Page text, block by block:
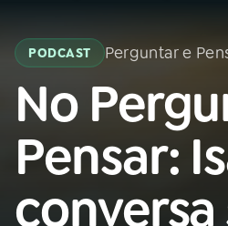
Buscar
na
Rádio
MEC
01 INÍCIO
na
Rádio
PODCAST Perguntar e
No
Pensar: